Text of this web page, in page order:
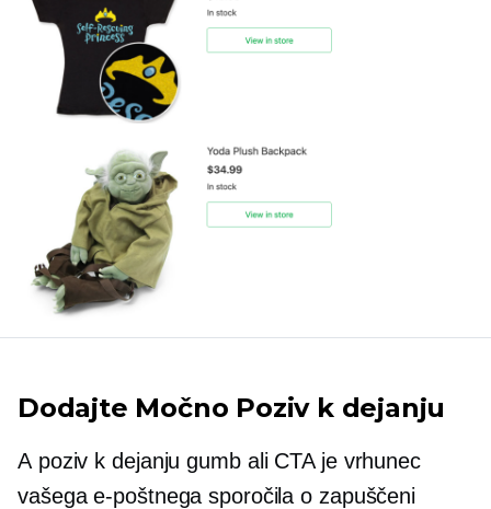
Dodajte Močno Poziv k dejanju
A poziv k dejanju gumb ali CTA je vrhunec
vašega e-poštnega sporočila o zapuščeni